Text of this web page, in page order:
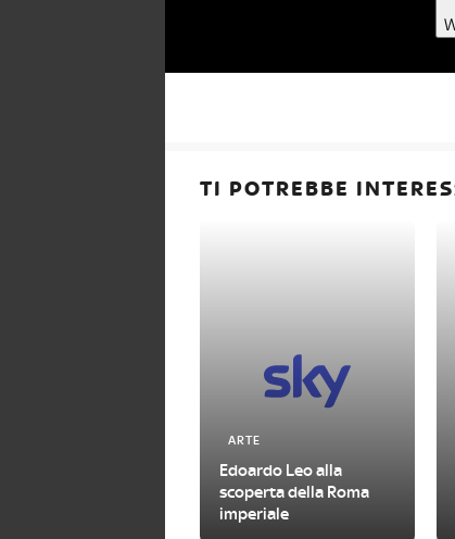
TI POTREBBE
ARTE
Edoardo Leo alla
scoperta della Roma
imperiale